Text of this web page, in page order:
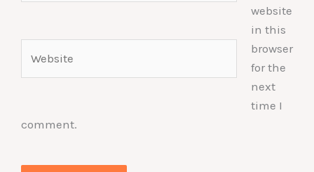
website
in this
browser
for the
next
time I
comment.